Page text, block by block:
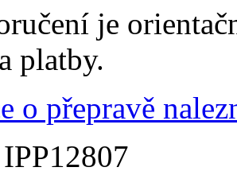
je
platby.
o přepravě
IPP12807